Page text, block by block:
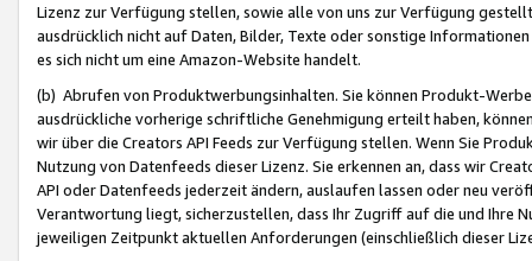
Lizenz zur Verfügung stellen, sowie alle von uns zur Verfügung
ausdrücklich nicht auf Daten, Bilder, Texte oder sonstige
es sich nicht um eine Amazon-Website handelt.
(b) Abrufen von Produktwerbungsinhalten. Sie können Produkt-
ausdrückliche vorherige schriftliche Genehmigung erteilt haben,
wir über die Creators API Feeds zur Verfügung stellen. Wenn Sie
Nutzung von Datenfeeds dieser Lizenz. Sie erkennen an, dass wir
API oder Datenfeeds jederzeit ändern, auslaufen lassen oder neu
Verantwortung liegt, sicherzustellen, dass Ihr Zugriff auf die und Ihre
jeweiligen Zeitpunkt aktuellen Anforderungen (einschließlich dieser